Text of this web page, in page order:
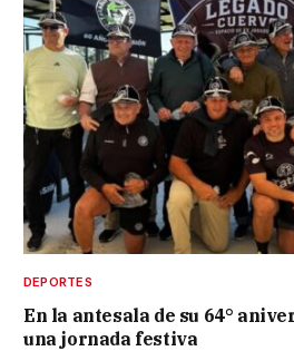
DEPORTES
En la antesala de su 64°
una jornada festiva